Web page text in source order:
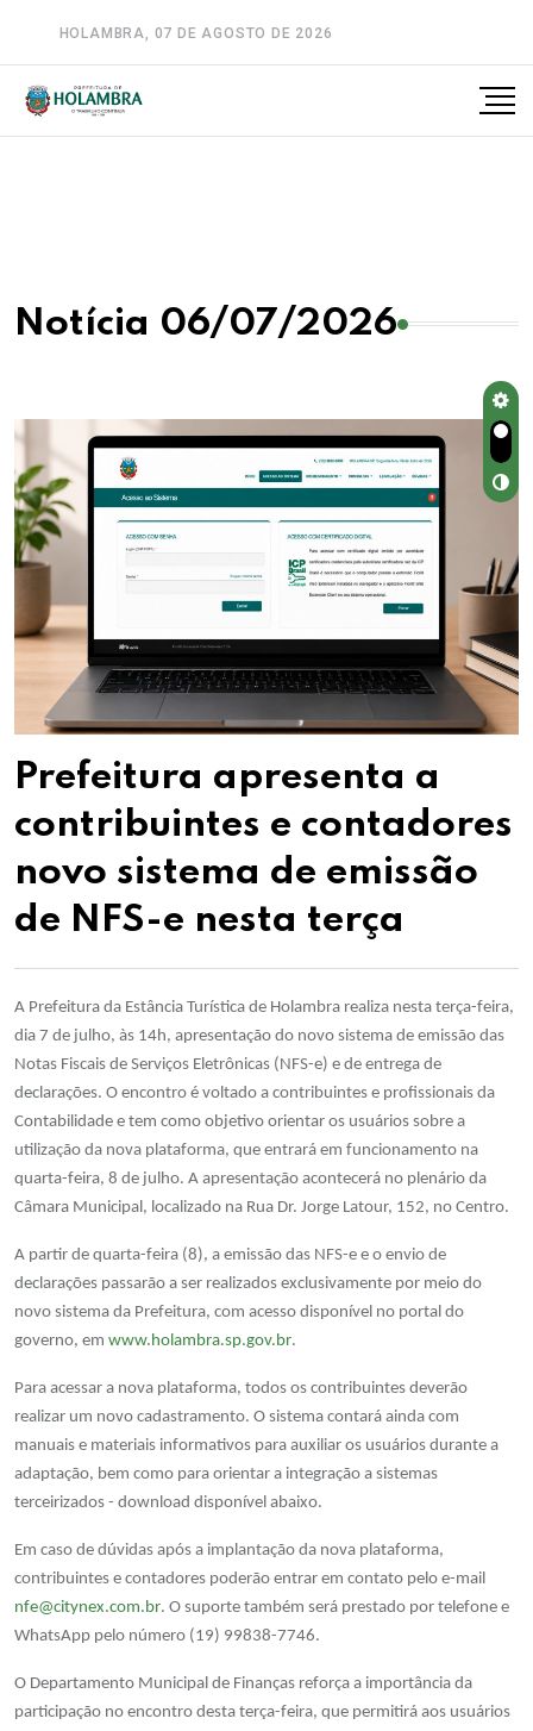
HOLAMBRA, 07 DE AGOSTO DE 2026
Notícia 06/07/2026
Prefeitura apresenta a
contribuintes e contadores
novo sistema de emissão
de NFS-e nesta terça
A Prefeitura da Estância Turística de Holambra realiza nesta terça-feira,
dia 7 de julho, às 14h, apresentação do novo sistema de emissão das
Notas Fiscais de Serviços Eletrônicas (NFS-e) e de entrega de
declarações. O encontro é voltado a contribuintes e profissionais da
Contabilidade e tem como objetivo orientar os usuários sobre a
utilização da nova plataforma, que entrará em funcionamento na
quarta-feira, 8 de julho. A apresentação acontecerá no plenário da
Câmara Municipal, localizado na Rua Dr. Jorge Latour, 152, no Centro.
A partir de quarta-feira (8), a emissão das NFS-e e o envio de
declarações passarão a ser realizados exclusivamente por meio do
novo sistema da Prefeitura, com acesso disponível no portal do
governo, em www.holambra.sp.gov.br.
Para acessar a nova plataforma, todos os contribuintes deverão
realizar um novo cadastramento. O sistema contará ainda com
manuais e materiais informativos para auxiliar os usuários durante a
adaptação, bem como para orientar a integração a sistemas
terceirizados - download disponível abaixo.
Em caso de dúvidas após a implantação da nova plataforma,
contribuintes e contadores poderão entrar em contato pelo e-mail
nfe@citynex.com.br. O suporte também será prestado por telefone e
WhatsApp pelo número (19) 99838-7746.
O Departamento Municipal de Finanças reforça a importância da
participação no encontro desta terça-feira, que permitirá aos usuários